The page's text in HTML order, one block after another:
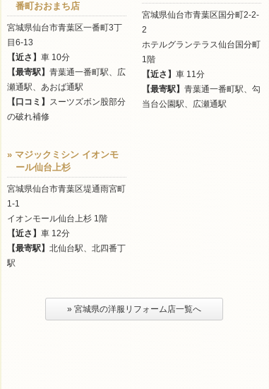
番町おおまち店
宮城県仙台市青葉区一番町3丁
目6-13
【近さ】 車 10分
【最寄駅】 青葉通一番町駅、広
瀬通駅、あおば通駅
【口コミ】 スーツズボン股部分
の破れ補修
宮城県仙台市青葉区国分町2-2-
2
ホテルグランテラス仙台国分町
1階
【近さ】 車 11分
【最寄駅】 青葉通一番町駅、勾
当台公園駅、広瀬通駅
» マジックミシン イオンモ
ール仙台上杉
宮城県仙台市青葉区堤通雨宮町
1-1
イオンモール仙台上杉 1階
【近さ】 車 12分
【最寄駅】 北仙台駅、北四番丁
駅
» 宮城県の洋服リフォーム店一覧へ